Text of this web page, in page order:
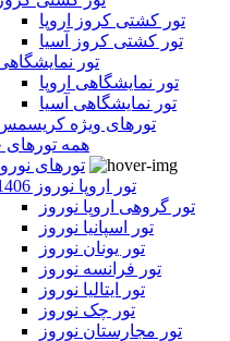
تور کشتی کروز اروپا
تور کشتی کروز آسیا
تور
تور نمایشگاهی اروپا
تور نمایشگاهی آسیا
تورهای ویژه
همه
تورهای نوروز
تور اروپا نوروز 1406
تور گروهی اروپا نوروز
تور اسپانیا نوروز
تور یونان نوروز
تور فرانسه نوروز
تور ایتالیا نوروز
تور چک نوروز
تور مجارستان نوروز